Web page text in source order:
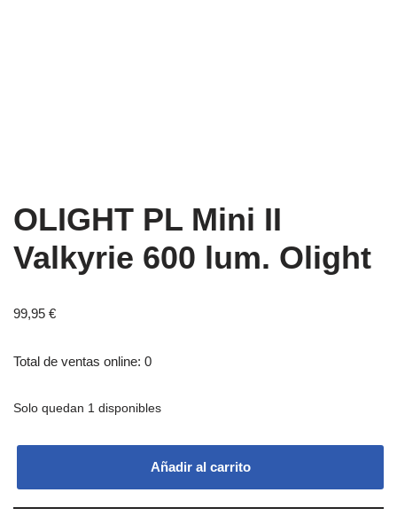
OLIGHT PL Mini II
Valkyrie 600 lum. Olight
99,95 €
Total de ventas online: 0
Solo quedan 1 disponibles
Añadir al carrito